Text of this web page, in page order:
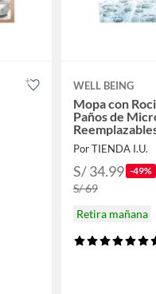
WELL BEING
Mopa con
Paños de
Por TIENDA I.U.
S/ 34.99 -49%
S/ 69
Retira mañana